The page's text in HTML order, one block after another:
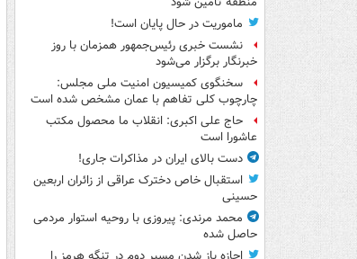
ماموریت در حال پایان است!
نشست خبری رئیس‌جمهور همزمان با روز
خبرنگار برگزار می‌شود
سخنگوی کمیسیون امنیت ملی مجلس:
چارچوب کلی تفاهم با عمان مشخص شده است
حاج علی اکبری: انقلاب ما محصول مکتب
عاشورا است
دست بالای ایران در مذاکرات جاری!
استقبال خاص دخترک عراقی از زائران اربعین
حسینی
محمد مرندی: پیروزی با روحیه استوار مردمی
حاصل شده